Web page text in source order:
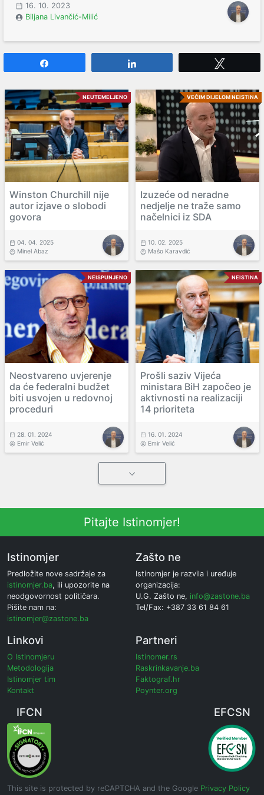
16. 10. 2023
Biljana Livančić-Milić
NEUTEMELJENO
Winston Churchill nije
autor izjave o slobodi
govora
04. 04. 2025
Minel Abaz
VEĆIM DIJELOM NEISTINA
Izuzeće od neradne
nedjelje ne traže samo
načelnici iz SDA
10. 02. 2025
Mašo Karavdić
NEISPUNJENO
Neostvareno uvjerenje
da će federalni budžet
biti usvojen u redovnoj
proceduri
28. 01. 2024
Emir Velić
NEISTINA
Prošli saziv Vijeća
ministara BiH započeo je
aktivnosti na realizaciji
14 prioriteta
16. 01. 2024
Emir Velić
Pitajte Istinomjer!
Istinomjer
Predložite nove sadržaje za
istinomjer.ba, ili upozorite na
neodgovornost političara.
Pišite nam na:
istinomjer@zastone.ba
Zašto ne
Istinomjer je razvila i uređuje
organizacija:
U.G. Zašto ne, info@zastone.ba
Tel/Fax: +387 33 61 84 61
Linkovi
O Istinomjeru
Metodologija
Istinomjer tim
Kontakt
Partneri
Istinomer.rs
Raskrinkavanje.ba
Faktograf.hr
Poynter.org
IFCN EFCSN
This site is protected by reCAPTCHA and the Google Privacy Policy